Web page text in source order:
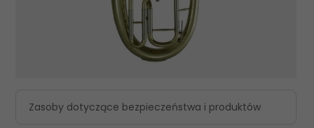
Zasoby dotyczące bezpieczeństwa i produktów